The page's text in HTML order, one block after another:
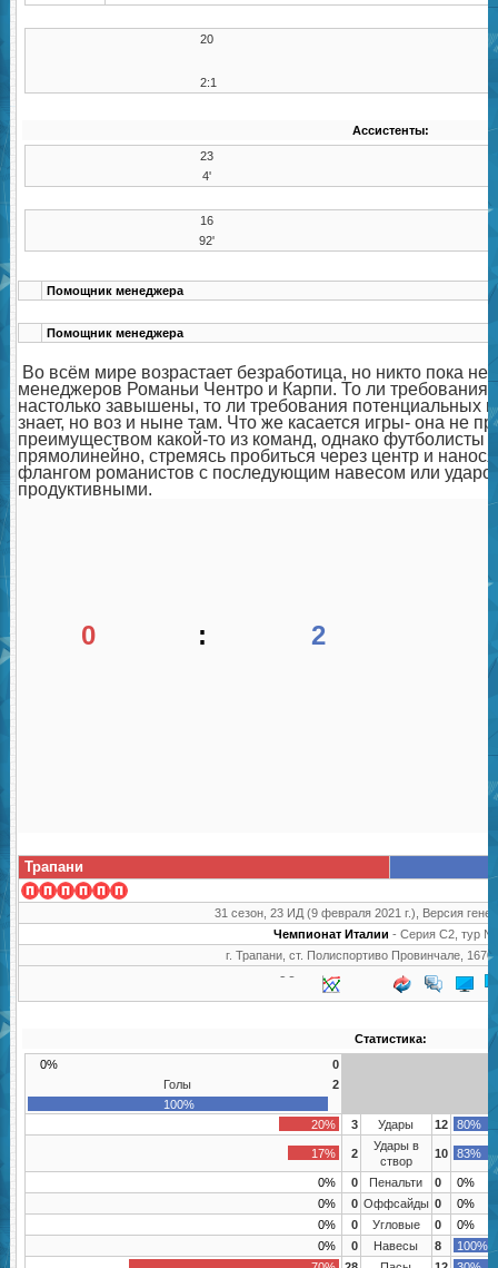
20
2:1
Ассистенты:
23
4'
16
92'
Помощник менеджера
Помощник менеджера
Во всём мире возрастает безработица, но никто пока не
менеджеров Романьи Чентро и Карпи. То ли требования
настолько завышены, то ли требования потенциальных
знает, но воз и ныне там. Что же касается игры- она не
преимуществом какой-то из команд, однако футболисты
прямолинейно, стремясь пробиться через центр и
флангом романистов с последующим навесом или
продуктивными.
0 : 2
Трапани
31 сезон, 23 ИД (9 февраля 2021 г.), Версия
Чемпионат Италии - Серия C2, тур
г. Трапани, ст. Полиспортиво Провинчале,
Статистика:
0%
0
Голы
2
100%
20%
3 Удары 12 80%
17% 2
Удары в
створ
10 83%
0% 0 Пенальти 0
0%
0%
0 Оффсайды 0
0%
0%
0 Угловые 0
0%
0%
0 Навесы 8
100%